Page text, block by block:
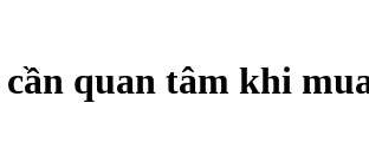
quan tâm khi